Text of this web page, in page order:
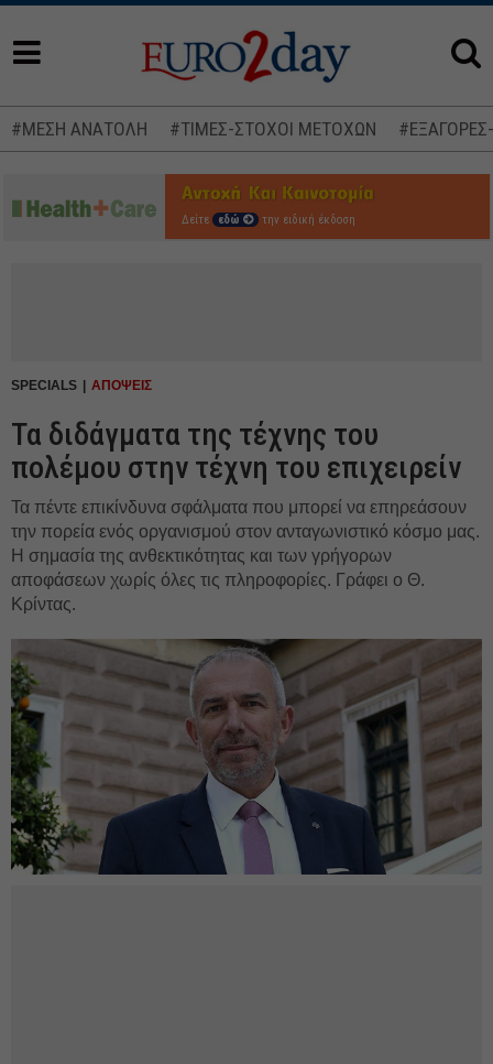
#ΜΕΣΗ ΑΝΑΤΟΛΗ #ΤΙΜΕΣ-ΣΤΟΧΟΙ ΜΕΤΟΧΩΝ
Δείτε εδώ την ειδική έκδοση
SPECIALS ΑΠΟΨΕΙΣ
Τα διδάγματα της τέχνης του
πολέμου στην τέχνη του επιχειρείν
Τα πέντε επικίνδυνα σφάλματα που μπορεί να επηρεάσουν
την πορεία ενός οργανισμού στον ανταγωνιστικό κόσμο μας.
Η σημασία της ανθεκτικότητας και των γρήγορων
αποφάσεων χωρίς όλες τις πληροφορίες. Γράφει ο Θ.
Κρίντας.